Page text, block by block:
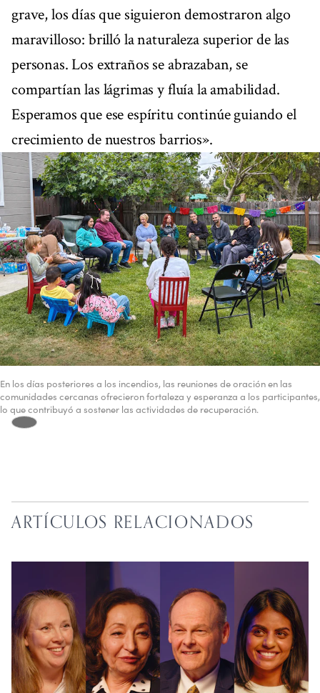
grave, los días que siguieron demostraron algo
maravilloso: brilló la naturaleza superior de las
personas. Los extraños se abrazaban, se
compartían las lágrimas y fluía la amabilidad.
Esperamos que ese espíritu continúe guiando el
crecimiento de nuestros barrios».
En los días posteriores a los incendios, las reuniones de oración en las
comunidades cercanas ofrecieron fortaleza y esperanza a los participantes,
lo que contribuyó a sostener las actividades de recuperación.
ARTÍCULOS RELACIONADOS